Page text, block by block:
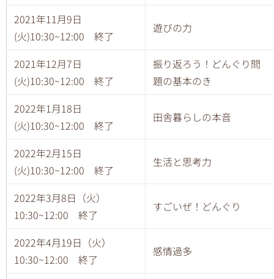
2021年11月9日
(火)10:30~12:00 終了
遊びの力
2021年12月7日
(火)10:30~12:00 終了
振り返ろう！どんぐり問
題の基本のき
2022年1月18日
(火)10:30~12:00 終了
田舎暮らしの本音
2022年2月15日
(火)10:30~12:00 終了
生活と思考力
2022年3月8日（火）
10:30~12:00 終了
すごいぜ！どんぐり
2022年4月19日（火）
10:30~12:00 終了
感情過多